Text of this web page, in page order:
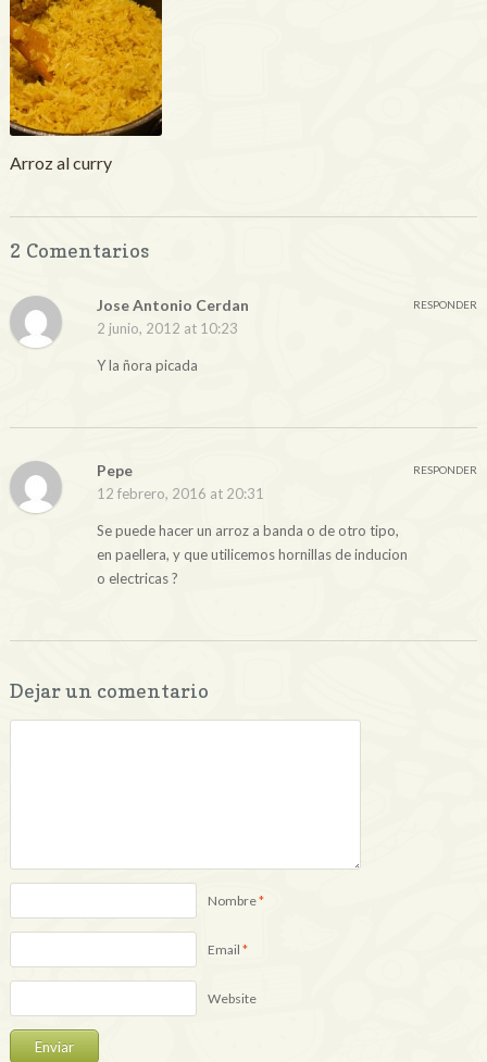
Arroz al curry
2 Comentarios
Jose Antonio Cerdan
2 junio, 2012 at 10:23
Y la ñora picada
RESPONDER
Pepe
12 febrero, 2016 at 20:31
Se puede hacer un arroz a banda o de otro tipo,
en paellera, y que utilicemos hornillas de inducion
o electricas ?
RESPONDER
Dejar un comentario
Nombre*
Email *
Website